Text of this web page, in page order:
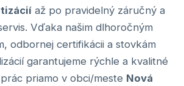
až po pravidelný záručný a
Vďaka našim dlhoročným
odbornej certifikácii a stovkám
garantujeme rýchle a kvalitné
priamo v obci/meste Nová